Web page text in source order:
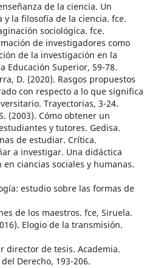
de la ciencia. Un
la filosofía de la ciencia. fce.
sociológica. fce.
de investigadores como
de la investigación en la
Educación Superior, 59-78.
D. (2020). Rasgos propuestos
con respecto a lo que significa
Trayectorias, 3-24.
(2003). Cómo obtener un
y tutores. Gedisa.
de estudiar. Crítica.
a investigar. Una didáctica
ciancias sociales y humanas.
estudio sobre las formas de
de los maestros. fce, Siruela.
Elogio de la transmisión.
director de tesis. Academia.
Derecho, 193-206.